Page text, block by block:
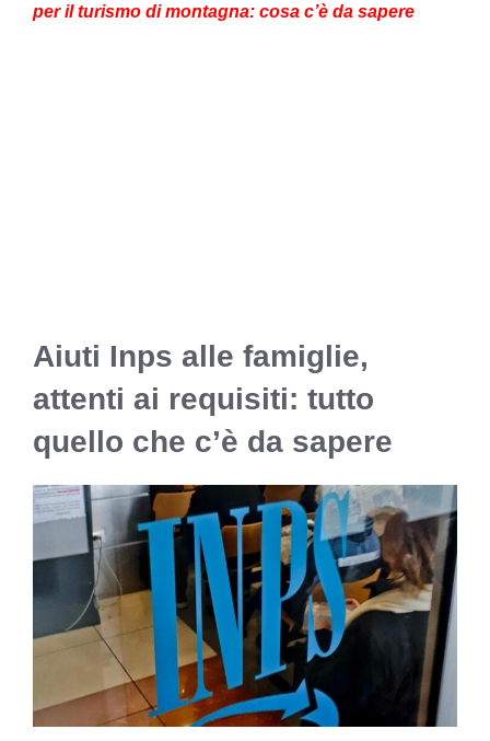
per il turismo di montagna: cosa c’è da sapere
Aiuti Inps alle famiglie,
attenti ai requisiti: tutto
quello che c’è da sapere